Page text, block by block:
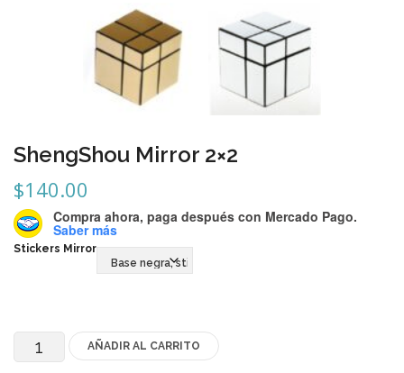
MoHuanShoSu
Okamoto
QJ
Quick Finger
Gan’s
ShengShou Mirror 2×2
$140.00
Compra ahora, paga después con Mercado Pago.
Saber más
Stickers Mirror
ShengShou AÑADIR AL CARRITO